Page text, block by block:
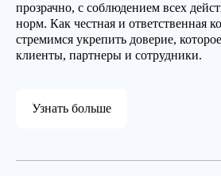
прозрачно, с соблюдением всех
норм. Как честная и ответственная
стремимся укрепить доверие,
клиенты, партнеры и сотрудники.
Узнать больше